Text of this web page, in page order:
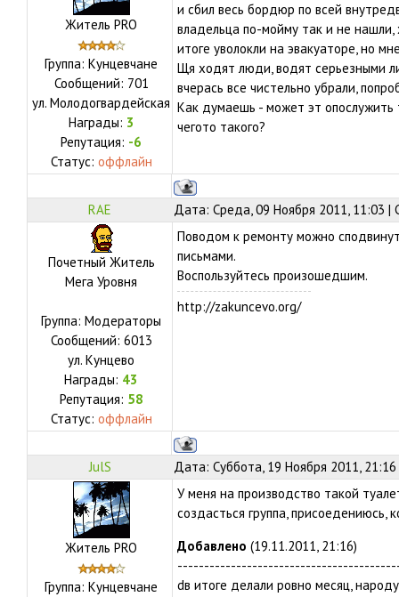
Житель PRO
Группа: Кунцевчане
Сообщений: 701
ул. Молодогвардейская
Награды: 3
Репутация: -6
Статус: оффлайн
и сбил весь бордюр по всей
владельца по-мойму так и не нашли,
итоге уволокли на эвакуаторе, но
Щя ходят люди, водят серьезными
вчерась все чистельно убрали,
Как думаешь - может эт опослужить
чегото такого?
RAE Дата: Среда, 09 Ноября 2011, 11:03
Почетный Житель
Мега Уровня
Группа: Модераторы
Сообщений: 6013
ул. Кунцево
Награды: 43
Репутация: 58
Статус: оффлайн
Поводом к ремонту можно
письмами.
Воспользуйтесь произошедшим.
http://zakuncevo.org/
JulS Дата: Суббота, 19 Ноября 2011,
Житель PRO
Группа: Кунцевчане
У меня на производство такой
создасться группа, присоедениюсь,
Добавлено (19.11.2011, 21:16)
dв итоге делали ровно месяц,